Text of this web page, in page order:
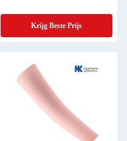
Krijg Beste Prijs